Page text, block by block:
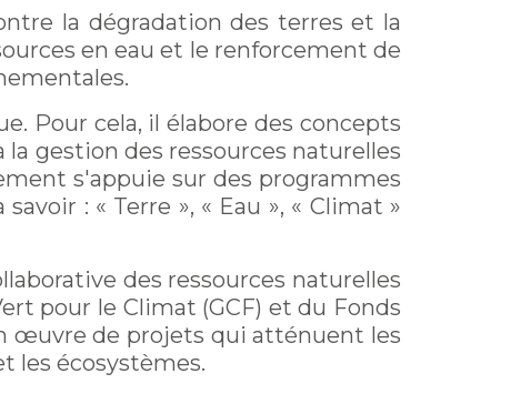
la dégradation des terres et la
en eau et le renforcement de
Pour cela, il élabore des concepts
gestion des ressources naturelles
s'appuie sur des programmes
: « Terre », « Eau », « Climat »
des ressources naturelles
pour le Climat (GCF) et du Fonds
œuvre de projets qui atténuent les
les écosystèmes.